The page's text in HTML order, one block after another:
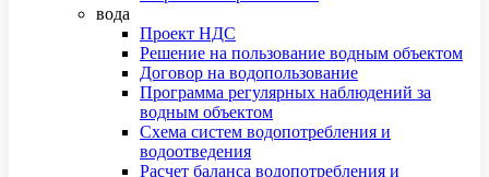
вода
Проект НДС
Решение на пользование водным объектом
Договор на водопользование
Программа регулярных наблюдений за
водным объектом
Схема систем водопотребления и
водоотведения
Расчет баланса водопотребления и